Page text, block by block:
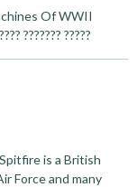
Of WWII
??????? ?????
is a British
Force and many